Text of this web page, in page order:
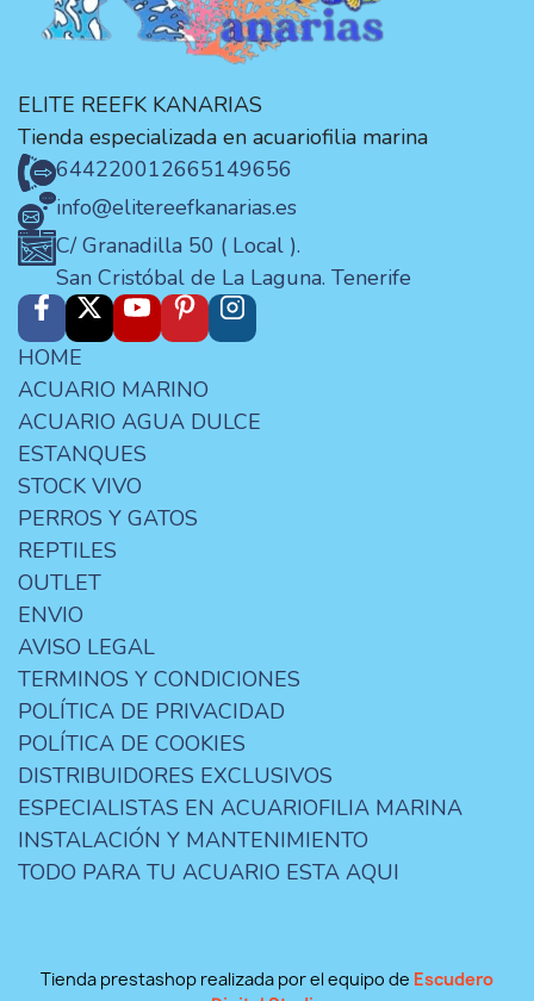
ELITE REEFK KANARIAS
Tienda especializada en acuariofilia marina
644220012665149656
info@elitereefkanarias.es
C/ Granadilla 50 ( Local ).
San Cristóbal de La Laguna. Tenerife
HOME
ACUARIO MARINO
ACUARIO AGUA DULCE
ESTANQUES
STOCK VIVO
PERROS Y GATOS
REPTILES
OUTLET
ENVIO
AVISO LEGAL
TERMINOS Y CONDICIONES
POLÍTICA DE PRIVACIDAD
POLÍTICA DE COOKIES
DISTRIBUIDORES EXCLUSIVOS
ESPECIALISTAS EN ACUARIOFILIA MARINA
INSTALACIÓN Y MANTENIMIENTO
TODO PARA TU ACUARIO ESTA AQUI
Tienda prestashop realizada por el equipo de Escudero